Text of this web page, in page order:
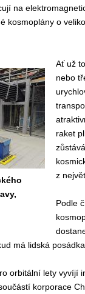
na
kosmoplány o
Ať už
nebo
raket
z
Podle
má lidská
orbitální lety vyvíjí
korporace